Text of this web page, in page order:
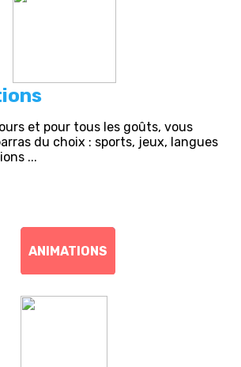
et pour tous les goûts, vous
du choix : sports, jeux, langues
...
ANIMATIONS